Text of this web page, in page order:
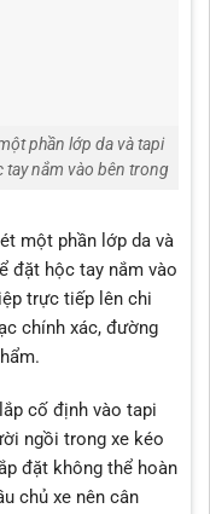
phần lớp da và tapi
tay nắm vào bên trong
một phần lớp da và
đặt hộc tay nắm vào
trực tiếp lên chi
chính xác, đường
cố định vào tapi
ngồi trong xe kéo
đặt không thể hoàn
chủ xe nên cân